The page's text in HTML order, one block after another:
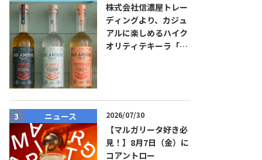
株式会社信濃屋トレー
ディングより、カジュ
アルに楽しめるハイク
オリティテキーラ「ド
ニュース 2026/07/30
【マルガリータ好き必
見！】8月7日（金）に
コアントロー